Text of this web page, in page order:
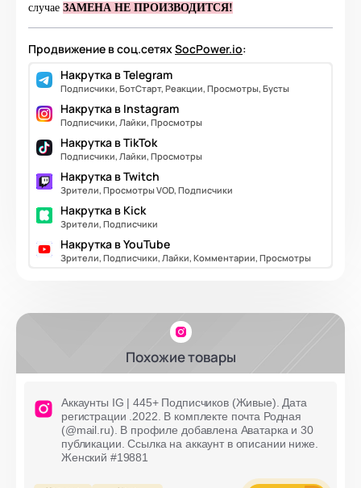
случае ЗАМЕНА НЕ ПРОИЗВОДИТСЯ!
Продвижение в соц.сетяхSocPower.io:
Накрутка в Telegram
Подписчики, БотСтарт, Реакции, Просмотры, Бусты
Накрутка в Instagram
Подписчики, Лайки, Просмотры
Накрутка в TikTok
Подписчики, Лайки, Просмотры
Накрутка в Twitch
Зрители, Просмотры VOD, Подписчики
Накрутка в Kick
Зрители, Подписчики
Накрутка в YouTube
Зрители, Подписчики, Лайки, Комментарии, Просмотры
Похожие товары
Аккаунты IG | 445+ Подписчиков (Живые). Дата
регистрации .2022. В комплекте почта Родная
(@mail.ru). В профиле добавлена Аватарка и 30
публикации. Ссылка на аккаунт в описании ниже.
Женский #19881